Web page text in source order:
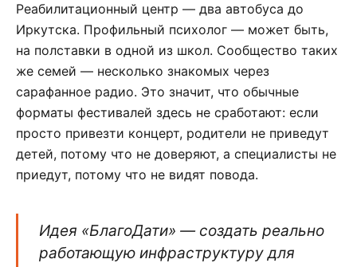
Реабилитационный центр — два автобуса до
Иркутска. Профильный психолог — может быть,
на полставки в одной из школ. Сообщество таких
же семей — несколько знакомых через
сарафанное радио. Это значит, что обычные
форматы фестивалей здесь не сработают: если
просто привезти концерт, родители не приведут
детей, потому что не доверяют, а специалисты не
приедут, потому что не видят повода.
Идея «БлагоДати» — создать реально
работающую инфраструктуру для